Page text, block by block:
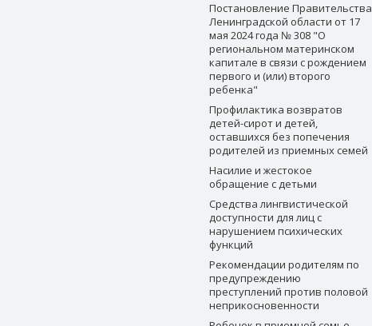
Постановление Правительства
Ленинградской области от 17
мая 2024 года № 308 "О
региональном материнском
капитале в связи с рождением
первого и (или) второго
ребенка"
Профилактика возвратов
детей-сирот и детей,
оставшихся без попечения
родителей из приемных семей
Насилие и жестокое
обращение с детьми
Средства лингвистической
доступности для лиц с
нарушением психических
функций
Рекомендации родителям по
предупреждению
преступлений против половой
неприкосновенности